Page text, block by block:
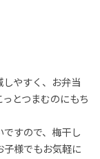
やすく、お弁当
とつまむのにもち
すので、梅干し
様でもお気軽に